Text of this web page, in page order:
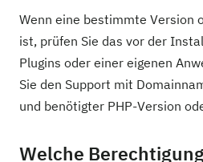
Wenn eine bestimmte Version
ist, prüfen Sie das vor der
Plugins oder einer eigenen
Sie den Support mit
und benötigter PHP-Version
Welche